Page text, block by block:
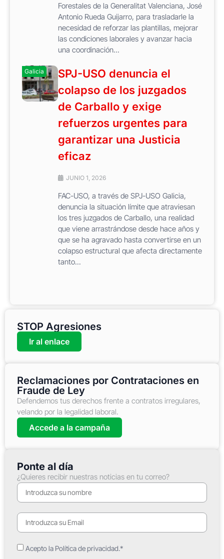
Forestales de la Generalitat Valenciana, José
Antonio Rueda Guijarro, para trasladarle la
necesidad de reforzar las plantillas, mejorar
las condiciones laborales y avanzar hacia
una coordinación...
Galicia
SPJ-USO denuncia el
colapso de los juzgados
de Carballo y exige
refuerzos urgentes para
garantizar una Justicia
eficaz
JUNIO 1, 2026
FAC-USO, a través de SPJ-USO Galicia,
denuncia la situación límite que atraviesan
los tres juzgados de Carballo, una realidad
que viene arrastrándose desde hace años y
que se ha agravado hasta convertirse en un
colapso estructural que afecta directamente
tanto...
STOP Agresiones
Ir al enlace
Reclamaciones por Contrataciones en
Fraude de Ley
Defendemos tus derechos frente a contratos irregulares,
velando por la legalidad laboral.
Accede a la campaña
Ponte al día
¿Quieres recibir nuestras noticias en tu correo?
Acepto la Política de privacidad.*